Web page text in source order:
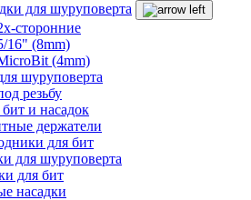
для шуруповерта
сторонние
16" (8mm)
(4mm)
шуруповерта
резьбу
и насадок
держатели
для бит
для шуруповерта
для бит
насадки